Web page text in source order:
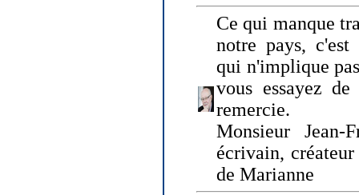
Ce qui manque
notre pays,
qui n'implique
vous essayez
remercie.
Monsieur Jean-
écrivain,
de Marianne